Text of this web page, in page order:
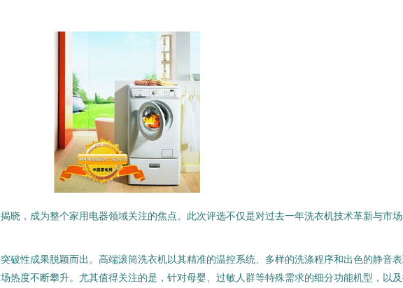
晓，成为整个家用电器领域关注的焦点。此次评选不仅是对过去一年洗衣机技术革新与市
破性成果脱颖而出。高端滚筒洗衣机以其精准的温控系统、多样的洗涤程序和出色的静音
热度不断攀升。尤其值得关注的是，针对母婴、过敏人群等特殊需求的细分功能机型，以